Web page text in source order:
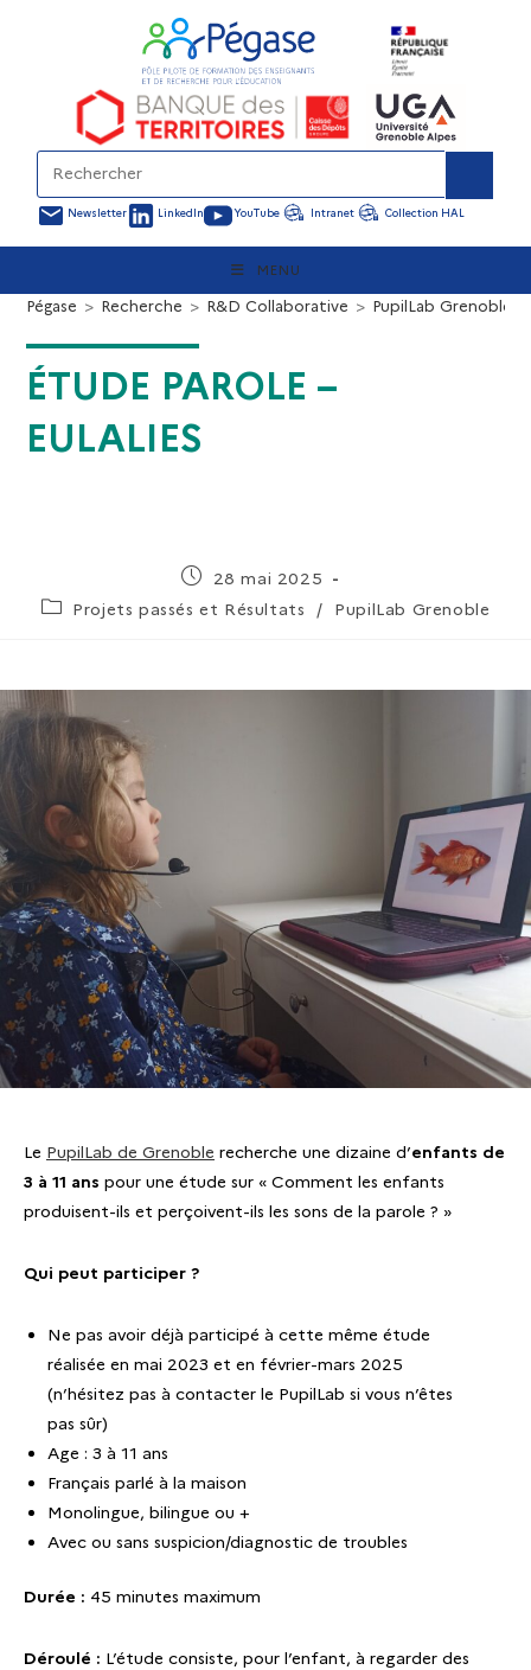
Newsletter LinkedIn YouTube Intranet Collection HAL
MENU
ÉTUDE PAROLE –
EULALIES
Pégase > Recherche > R&D Collaborative > PupilLab Grenoble
28 mai 2025
Projets passés et Résultats
/ PupilLab Grenoble
Le PupilLab de Grenoble recherche une dizaine d’enfants de
3 à 11 ans pour une étude sur « Comment les enfants
produisent-ils et perçoivent-ils les sons de la parole ? »
Qui peut participer ?
Ne pas avoir déjà participé à cette même étude
réalisée en mai 2023 et en février-mars 2025
(n’hésitez pas à contacter le PupilLab si vous n’êtes
pas sûr)
Age : 3 à 11 ans
Français parlé à la maison
Monolingue, bilingue ou +
Avec ou sans suspicion/diagnostic de troubles
Durée : 45 minutes maximum
Déroulé : L’étude consiste, pour l’enfant, à regarder des